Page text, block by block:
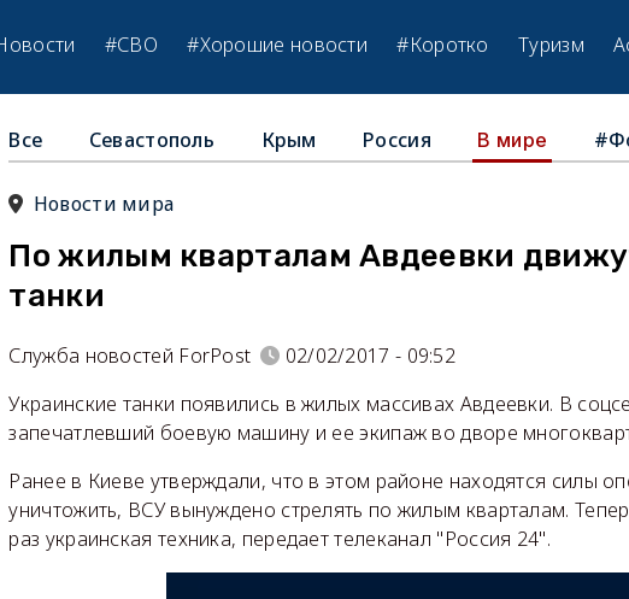
#СВО #Хорошие новости #Коротко Туризм
Все Севастополь Крым Россия В мире
Новости мира
По жилым кварталам Авдеевки
танки
Служба новостей ForPost
02/02/2017 - 09:52
Украинские танки появились в жилых массивах Авдеевки. В
запечатлевший боевую машину и ее экипаж во дворе
Ранее в Киеве утверждали, что в этом районе находятся силы
уничтожить, ВСУ вынуждено стрелять по жилым кварталам.
раз украинская техника, передает телеканал "Россия 24".